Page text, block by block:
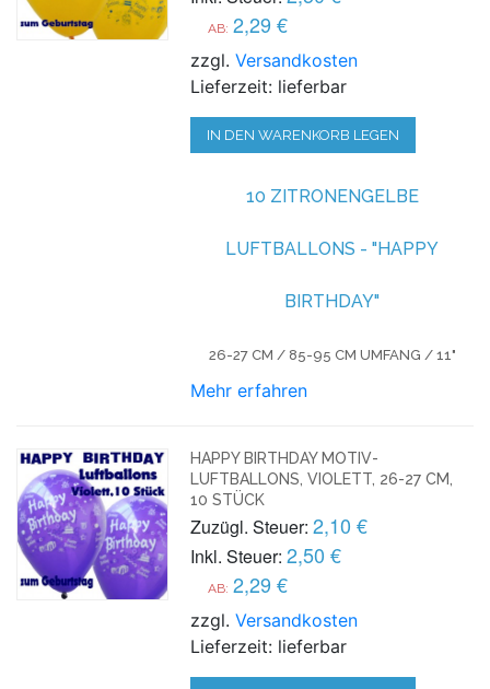
AB: 2,29 €
zzgl.Versandkosten
Lieferzeit: lieferbar
IN DEN WARENKORB LEGEN
10 ZITRONENGELBE
LUFTBALLONS - "HAPPY
BIRTHDAY"
26-27 CM / 85-95 CM UMFANG / 11"
Mehr erfahren
HAPPY BIRTHDAY MOTIV-
LUFTBALLONS, VIOLETT, 26-27 CM,
10 STÜCK
Zuzügl. Steuer: 2,10 €
Inkl. Steuer: 2,50 €
AB: 2,29 €
zzgl.Versandkosten
Lieferzeit: lieferbar